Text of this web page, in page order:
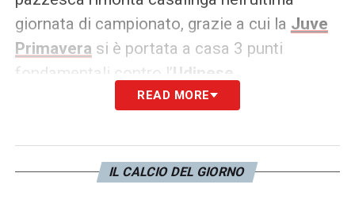
giornata di campionato, grazie a cui la Juve
Primavera si è portata a casa 3 punti
fondamentali contro l’Udinese
Il prossimo impegno per i bianconeri sarà
sarà visibile in diretta tv su Sportitalia,
canale 60 del digitale e in streaming sulla
READ MORE
IL CALCIO DEL GIORNO